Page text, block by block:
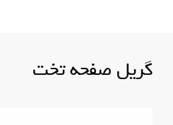
گریل صفحه تخت